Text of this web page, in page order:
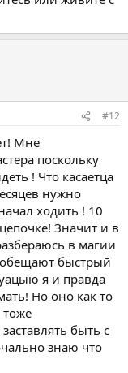
#12
Мне
поскольку
! Что касаетца
нужно
ходить ! 10
Значит и в
в магии
быстрый
я и правда
Но оно как то
тоже
быть с
знаю что